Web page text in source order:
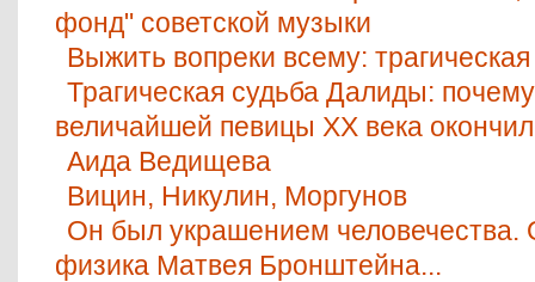
фонд" советской музыки
Выжить вопреки всему:
Трагическая судьба Далиды:
величайшей певицы ХХ века
Аида Ведищева
Вицин, Никулин, Моргунов
Он был украшением человечества.
физика Матвея Бронштейна...